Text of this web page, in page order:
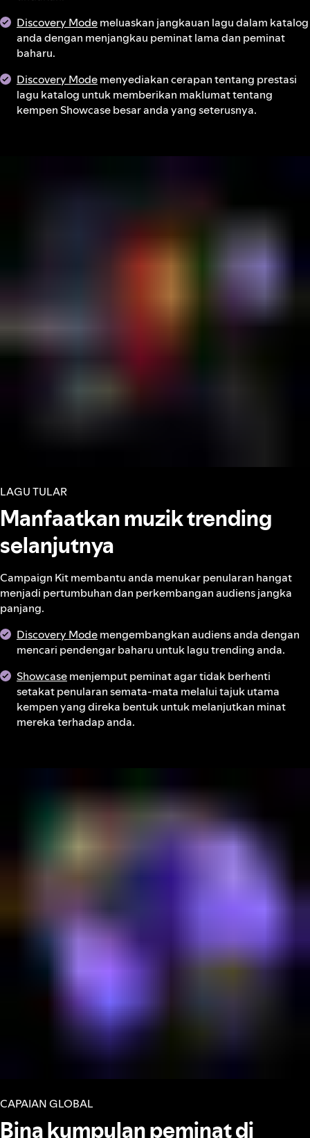
Discovery Modemeluaskan jangkauan lagu dalam katalog
anda dengan menjangkau peminat lama dan peminat
baharu.
Discovery Modemenyediakan cerapan tentang prestasi
lagu katalog untuk memberikan maklumat tentang
kempen Showcase besar anda yang seterusnya.
LAGU TULAR
Manfaatkan muzik trending
selanjutnya
Campaign Kit membantu anda menukar penularan hangat
menjadi pertumbuhan dan perkembangan audiens jangka
panjang.
Discovery Modemengembangkan audiens anda dengan
mencari pendengar baharu untuk lagu trending anda.
Showcasemenjemput peminat agar tidak berhenti
setakat penularan semata-mata melalui tajuk utama
kempen yang direka bentuk untuk melanjutkan minat
mereka terhadap anda.
CAPAIAN GLOBAL
Bina kumpulan peminat di